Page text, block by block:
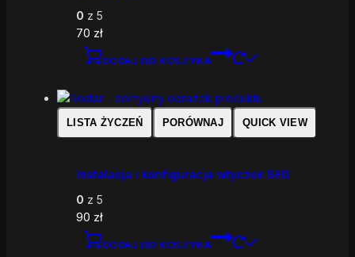
0 z 5
70 zł
DODAJ DO KOSZYKA
LISTA ŻYCZEŃ PORÓWNAJ QUICK VIEW
Instalacja i konfiguracja wtyczek SEO
0 z 5
90 zł
DODAJ DO KOSZYKA